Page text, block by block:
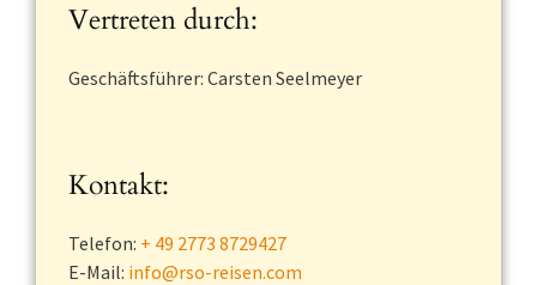
Vertreten durch:
Geschäftsführer: Carsten Seelmeyer
Kontakt:
Telefon: + 49 2773 8729427
E-Mail: info@rso-reisen.com